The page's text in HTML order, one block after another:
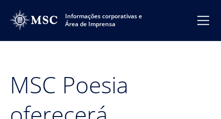
Informações corporativas e
Área de Imprensa
MSC Poesia